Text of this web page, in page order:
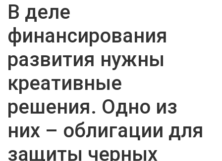
В деле
финансирования
развития нужны
креативные
решения. Одно из
них – облигации для
защиты черных